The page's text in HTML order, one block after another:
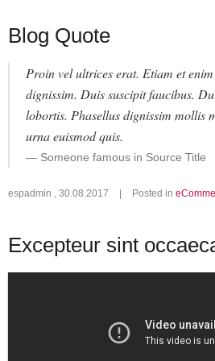
Blog Quote
Proin vel ultrices erat. Etiam et
dignissim. Duis suscipit faucibus.
lobortis. Phasellus dignissim mollis
urna euismod quis.
Someone famous in Source Title
espadmin , 30.08.2017 Posted in
Excepteur sint